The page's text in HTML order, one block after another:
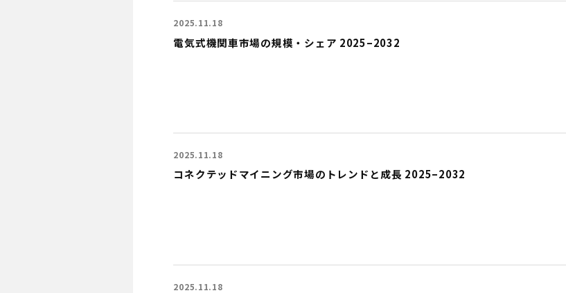
電気式機関車市場の規模・シェア 2025–2032
2025.11.18
コネクテッドマイニング市場のトレンドと成長 2025–2032
2025.11.18
2025.11.18